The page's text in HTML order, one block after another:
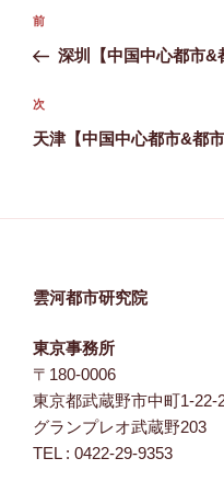
投
ナ
ビ
ゲ
ョ
前
の
稿
前
深圳【中国中心都市&
次
の
次
天津【中国中心都市&都
雲河都市研究院
東京事務所
〒180-0006
東京都武蔵野市中町1-22-
グランプレオ武蔵野203
TEL : 0422-29-9353